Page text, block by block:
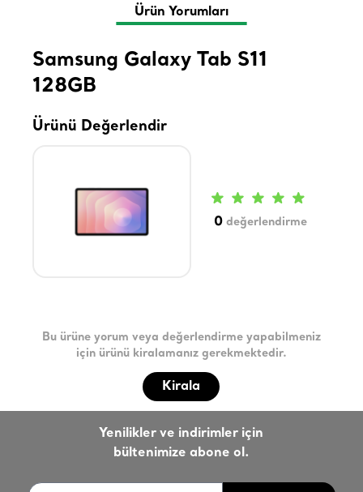
Ürün Yorumları
Samsung Galaxy Tab S11
128GB
Ürünü Değerlendir
0 değerlendirme
Bu ürüne yorum veya değerlendirme yapabilmeniz
için ürünü kiralamanız gerekmektedir.
Kirala
Yenilikler ve indirimler için
bültenimize abone ol.